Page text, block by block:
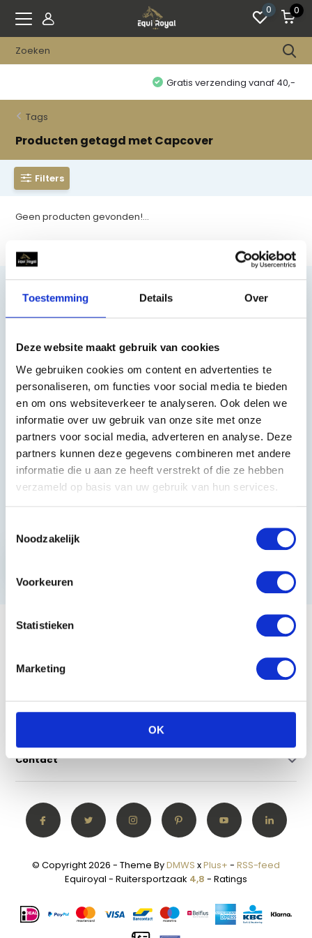
Toestemming Details Over
Deze website maakt gebruik van cookies
We gebruiken cookies om content en advertenties te
personaliseren, om functies voor social media te bieden
en om ons websiteverkeer te analyseren. Ook delen we
informatie over uw gebruik van onze site met onze
partners voor social media, adverteren en analyse. Deze
partners kunnen deze gegevens combineren met andere
informatie die u aan ze heeft verstrekt of die ze hebben
verzameld op basis van uw gebruik van hun services.
Noodzakelijk
Voorkeuren
Statistieken
Marketing
OK
0 0
Gratis verzending vanaf 40,-
Tags
Producten getagd met Capcover
Filters
Geen producten gevonden!...
085 002 0715
0229-700241
info@equiroyal.nl
Abonneer
* Lees hier de wettelijke beperkingen
Klantenservice
Mijn account
Categorieën
Contact
© Copyright 2026 - Theme ByDMWS xPlus+ - RSS-feed
Equiroyal - Ruitersportzaak 4,8 - Ratings